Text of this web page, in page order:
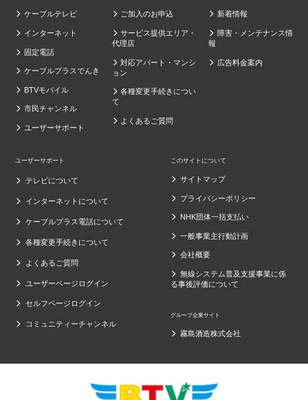
ケーブルテレビ
インターネット
固定電話
ケーブルプラスでんき
BTVモバイル
市民チャンネル
ユーザーサポート
ご加入のお申込
サービス提供エリア・
代理店
対応アパート・マンシ
ョン
各種変更手続きについ
て
よくあるご質問
新着情報
障害・メンテナンス情
報
広告料金案内
ユーザーサポート
テレビについて
インターネットについて
ケーブルプラス電話について
各種変更手続きについて
よくあるご質問
ユーザーページログイン
セルフページログイン
コミュニティーチャンネル
このサイトについて
サイトマップ
プライバシーポリシー
NHK団体一括支払い
一般事業主行動計画
会社概要
無線システム普及支援事業に係
る事後評価について
グループ企業サイト
霧島酒造株式会社